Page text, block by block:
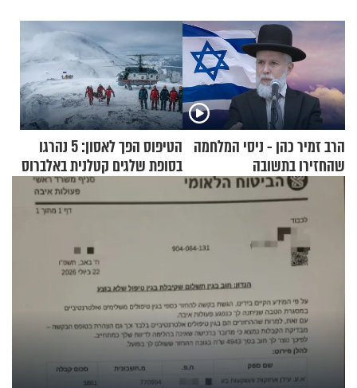
הרב זמיר כהן - ניסי המלחמה
שהחזירו בתשובה
הטיפוס הפך לאסון: 5 נהרגו
בסופת שלגים קטלנית באלברוס